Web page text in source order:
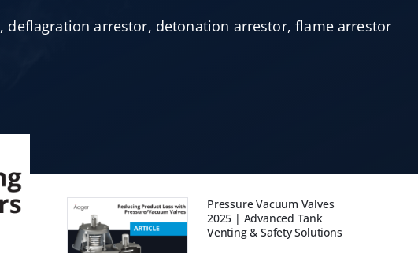
, deflagration arrestor, detonation arrestor,flame arrestor
Pressure Vacuum Valves
2025 | Advanced Tank
Venting & Safety Solutions